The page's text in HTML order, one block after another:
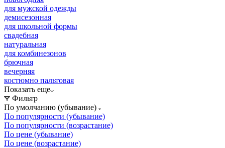
для мужской одежды
демисезонная
для школьной формы
свадебная
натуральная
для комбинезонов
брючная
вечерняя
костюмно пальтовая
Показать еще
Фильтр
По умолчанию (убывание)
По популярности (убывание)
По популярности (возрастание)
По цене (убывание)
По цене (возрастание)